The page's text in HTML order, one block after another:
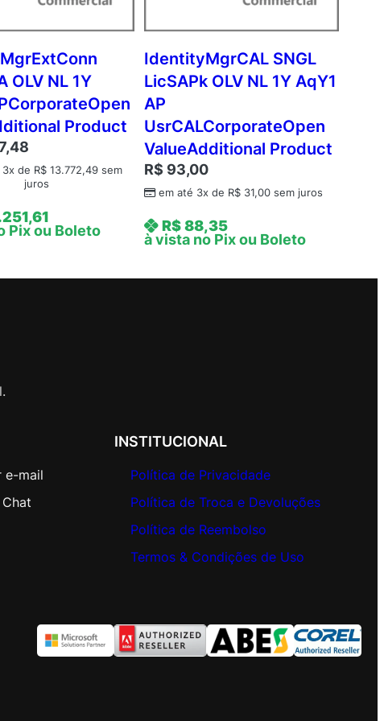
OLV NL 1Y
Product
3x de R$ 13.772,49 sem
juros
Pix ou Boleto
IdentityMgrCAL SNGL
LicSAPk OLV NL 1Y AqY1
AP
UsrCALCorporateOpen
ValueAdditional Product
R$ 93,00
em até 3x de R$31,00sem juros
R$88,35
à vista no Pix ou Boleto
e-mail
INSTITUCIONAL
Política de Privacidade
Política de Troca e Devoluções
Política de Reembolso
Termos & Condições de Uso